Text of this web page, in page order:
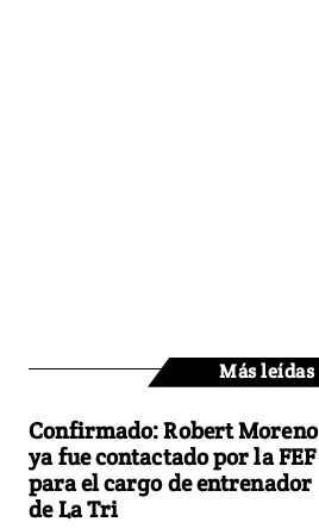
Más leídas
Confirmado: Robert Moreno
ya fue contactado por la FEF
para el cargo de entrenador
de La Tri